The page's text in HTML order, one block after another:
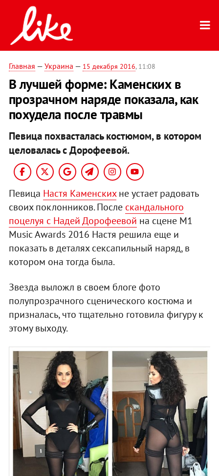
Главная — Украина — 15 декабря 2016, 11:08
В лучшей форме: Каменских в
прозрачном наряде показала, как
похудела после травмы
Певица похвасталась костюмом, в котором
целовалась с Дорофеевой.
Певица Настя Каменскихне устает радовать
своих поклонников. После скандального
поцелуя с Надей Дорофеевой на сцене M1
Music Awards 2016 Настя решила еще и
показать в деталях сексапильный наряд, в
котором она тогда была.
Звезда выложл в своем блоге фото
полупрозрачного сценического костюма и
призналась, что тщательно готовила фигуру к
этому выходу.